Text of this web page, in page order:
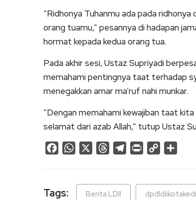
“Ridhonya Tuhanmu ada pada
orang tuamu,” pesannya di hadapan
hormat kepada kedua orang tua.
Pada akhir sesi, Ustaz Supriyadi
memahami pentingnya taat terhadap
menegakkan amar ma’ruf nahi munkar.
“Dengan memahami kewajiban taat
selamat dari azab Allah,” tutup Ustaz
FacebookWhatsApp ThreadsTelegram
Print
Copy
Tags: Berita LDII